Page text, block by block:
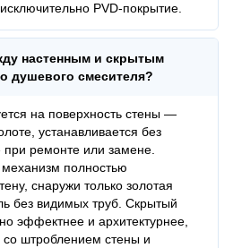
PVD-покрытие.
настенным и скрытым
душевого смесителя?
на поверхность стены —
устанавливается без
ремонте или замене.
полностью
снаружи только золотая
без видимых труб. Скрытый
эффектнее и архитектурнее,
со штроблением стены и